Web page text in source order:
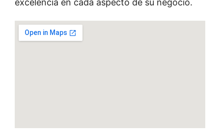
excelencia en cada aspecto de su negocio.